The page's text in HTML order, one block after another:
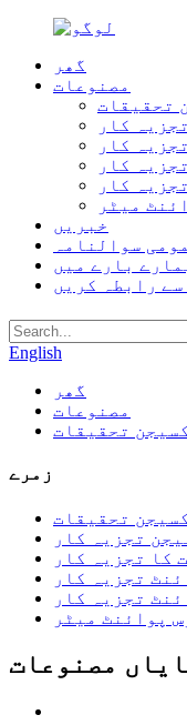
گھر
مصنوعات
تحقیقات
کار
کار
کار
کار
میٹر
خبریں
سوالنامہ
بارے میں
سے رابطہ کریں
English
گھر
مصنوعات
تحقیقات
زمرے
تحقیقات
تجزیہ کار
کا تجزیہ کار
تجزیہ کار
تجزیہ کار
پوائنٹ میٹر
مصنوعات